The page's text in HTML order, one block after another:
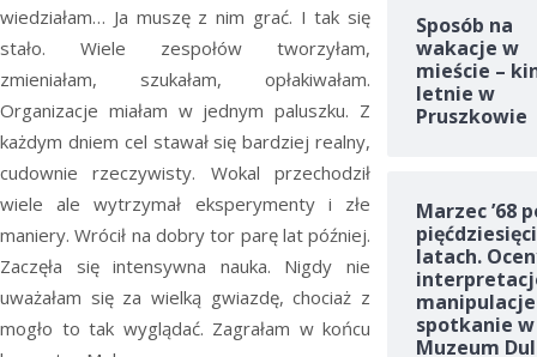
wiedziałam… Ja muszę z nim grać. I tak się
stało. Wiele zespołów tworzyłam,
zmieniałam, szukałam, opłakiwałam.
Organizacje miałam w jednym paluszku. Z
każdym dniem cel stawał się bardziej realny,
cudownie rzeczywisty. Wokal przechodził
wiele ale wytrzymał eksperymenty i złe
maniery. Wrócił na dobry tor parę lat później.
Zaczęła się intensywna nauka. Nigdy nie
uważałam się za wielką gwiazdę, chociaż z
mogło to tak wyglądać. Zagrałam w końcu
Sposób na
wakacje w
mieście –
letnie w
Pruszkowie
Marzec ’68
latach.
spotkanie w
Muzeum